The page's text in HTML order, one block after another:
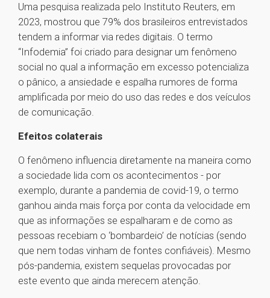
Uma pesquisa realizada pelo Instituto Reuters, em
2023, mostrou que 79% dos brasileiros entrevistados
tendem a informar via redes digitais. O termo
“Infodemia” foi criado para designar um fenômeno
social no qual a informação em excesso potencializa
o pânico, a ansiedade e espalha rumores de forma
amplificada por meio do uso das redes e dos veículos
de comunicação.
Efeitos colaterais
O fenômeno influencia diretamente na maneira como
a sociedade lida com os acontecimentos - por
exemplo, durante a pandemia de covid-19, o termo
ganhou ainda mais força por conta da velocidade em
que as informações se espalharam e de como as
pessoas recebiam o ‘bombardeio’ de notícias (sendo
que nem todas vinham de fontes confiáveis). Mesmo
pós-pandemia, existem sequelas provocadas por
este evento que ainda merecem atenção.